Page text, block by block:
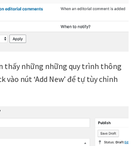
thấy những những quy trình thông
vào nút ‘Add New’ để tự tùy chỉnh